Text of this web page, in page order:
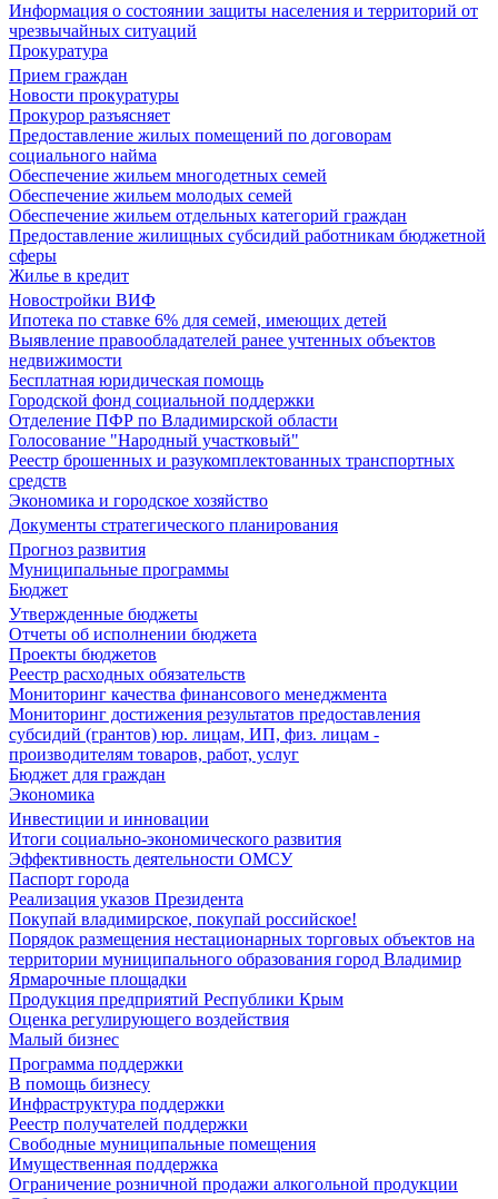
Информация о состоянии защиты населения и территорий от
чрезвычайных ситуаций
Прокуратура
Прием граждан
Новости прокуратуры
Прокурор разъясняет
Предоставление жилых помещений по договорам
социального найма
Обеспечение жильем многодетных семей
Обеспечение жильем молодых семей
Обеспечение жильем отдельных категорий граждан
Предоставление жилищных субсидий работникам бюджетной
сферы
Жилье в кредит
Новостройки ВИФ
Ипотека по ставке 6% для семей, имеющих детей
Выявление правообладателей ранее учтенных объектов
недвижимости
Бесплатная юридическая помощь
Городской фонд социальной поддержки
Отделение ПФР по Владимирской области
Голосование "Народный участковый"
Реестр брошенных и разукомплектованных транспортных
средств
Экономика и городское хозяйство
Документы стратегического планирования
Прогноз развития
Муниципальные программы
Бюджет
Утвержденные бюджеты
Отчеты об исполнении бюджета
Проекты бюджетов
Реестр расходных обязательств
Мониторинг качества финансового менеджмента
Мониторинг достижения результатов предоставления
субсидий (грантов) юр. лицам, ИП, физ. лицам -
производителям товаров, работ, услуг
Бюджет для граждан
Экономика
Инвестиции и инновации
Итоги социально-экономического развития
Эффективность деятельности ОМСУ
Паспорт города
Реализация указов Президента
Покупай владимирское, покупай российское!
Порядок размещения нестационарных торговых объектов на
территории муниципального образования город Владимир
Ярмарочные площадки
Продукция предприятий Республики Крым
Оценка регулирующего воздействия
Малый бизнес
Программа поддержки
В помощь бизнесу
Инфраструктура поддержки
Реестр получателей поддержки
Свободные муниципальные помещения
Имущественная поддержка
Ограничение розничной продажи алкогольной продукции